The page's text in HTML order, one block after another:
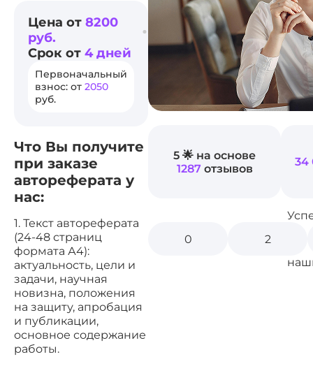
Цена от 8200
руб.
Срок от 4 дней
Первоначальный
взнос: от 2050
руб.
Что Вы получите
при заказе
автореферата у
нас:
1. Текст автореферата
(24-48 страниц
формата А4):
актуальность, цели и
задачи, научная
новизна, положения
на защиту, апробация
и публикации,
основное содержание
работы.
5 🌟 на основе
1287отзывов 34
2
0